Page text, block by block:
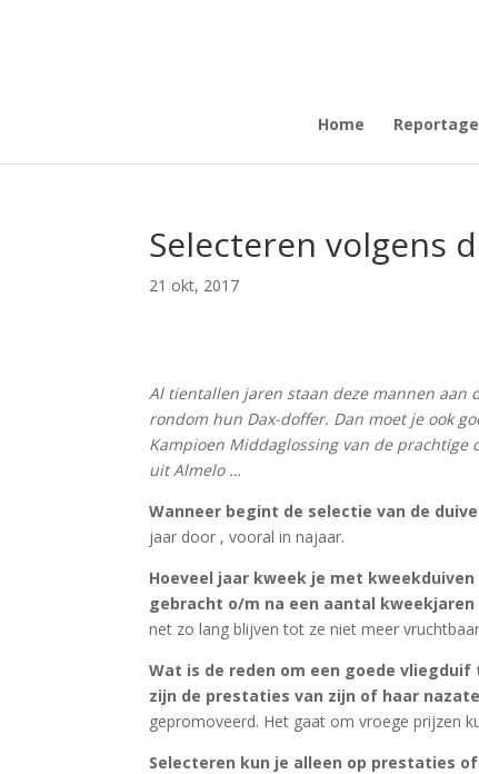
Home
Selecteren volgens
21 okt, 2017
Al tientallen jaren staan deze mannen aan
rondom hun Dax-doffer. Dan moet je ook
Kampioen Middaglossing van de prachtige
uit Almelo …
Wanneer begint de selectie van de
jaar door , vooral in najaar.
Hoeveel jaar kweek je met
gebracht o/m na een aantal
net zo lang blijven tot ze niet meer
Wat is de reden om een goede
zijn de prestaties van zijn of haar
gepromoveerd. Het gaat om vroege prijzen
Selecteren kun je alleen op prestaties